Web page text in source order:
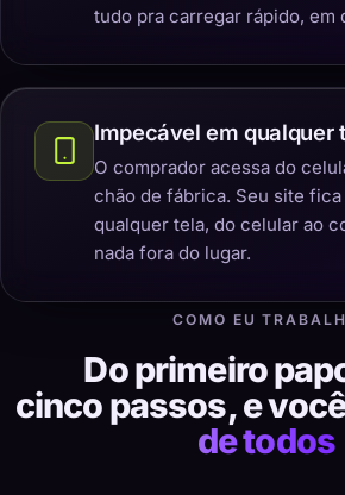
tudo pra carregar rápido, em
Impecável em qualquer
O comprador acessa do
chão de fábrica. Seu site
qualquer tela, do celular ao
nada fora do lugar.
COMO EU
Do primeiro
cinco passos, e
de todos